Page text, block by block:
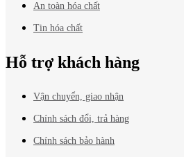
An toàn hóa chất
Tin hóa chất
Hỗ trợ khách hàng
Vận chuyển, giao nhận
Chính sách đổi, trả hàng
Chính sách bảo hành